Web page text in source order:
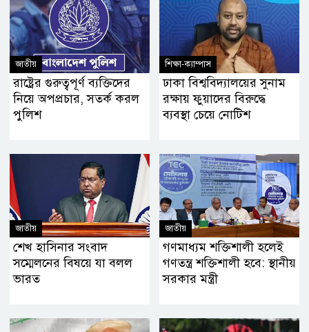
জাতীয়
রাষ্ট্রের গুরুত্বপূর্ণ ব্যক্তিদের
নিয়ে অপপ্রচার, সতর্ক করল
পুলিশ
শিক্ষা-ক্যাম্পাস
ঢাকা বিশ্ববিদ্যালয়ের সুনাম
রক্ষায় ফুয়াদের বিরুদ্ধে
ব্যবস্থা চেয়ে নোটিশ
জাতীয়
শেখ হাসিনার সংবাদ
সম্মেলনের বিষয়ে যা বলল
ভারত
জাতীয়
গণমাধ্যম শক্তিশালী হলেই
গণতন্ত্র শক্তিশালী হবে: স্থানীয়
সরকার মন্ত্রী